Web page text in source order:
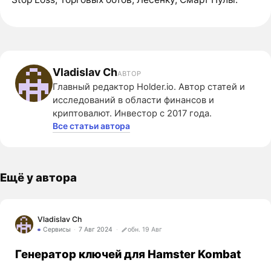
Vladislav ChАВТОР
Главный редактор Holder.io. Автор статей и
исследований в области финансов и
криптовалют. Инвестор с 2017 года.
Все статьи автора
Ещё у автора
Vladislav Ch
Сервисы 7 Авг 2024 обн. 19 Авг
Генератор ключей для Hamster Kombat